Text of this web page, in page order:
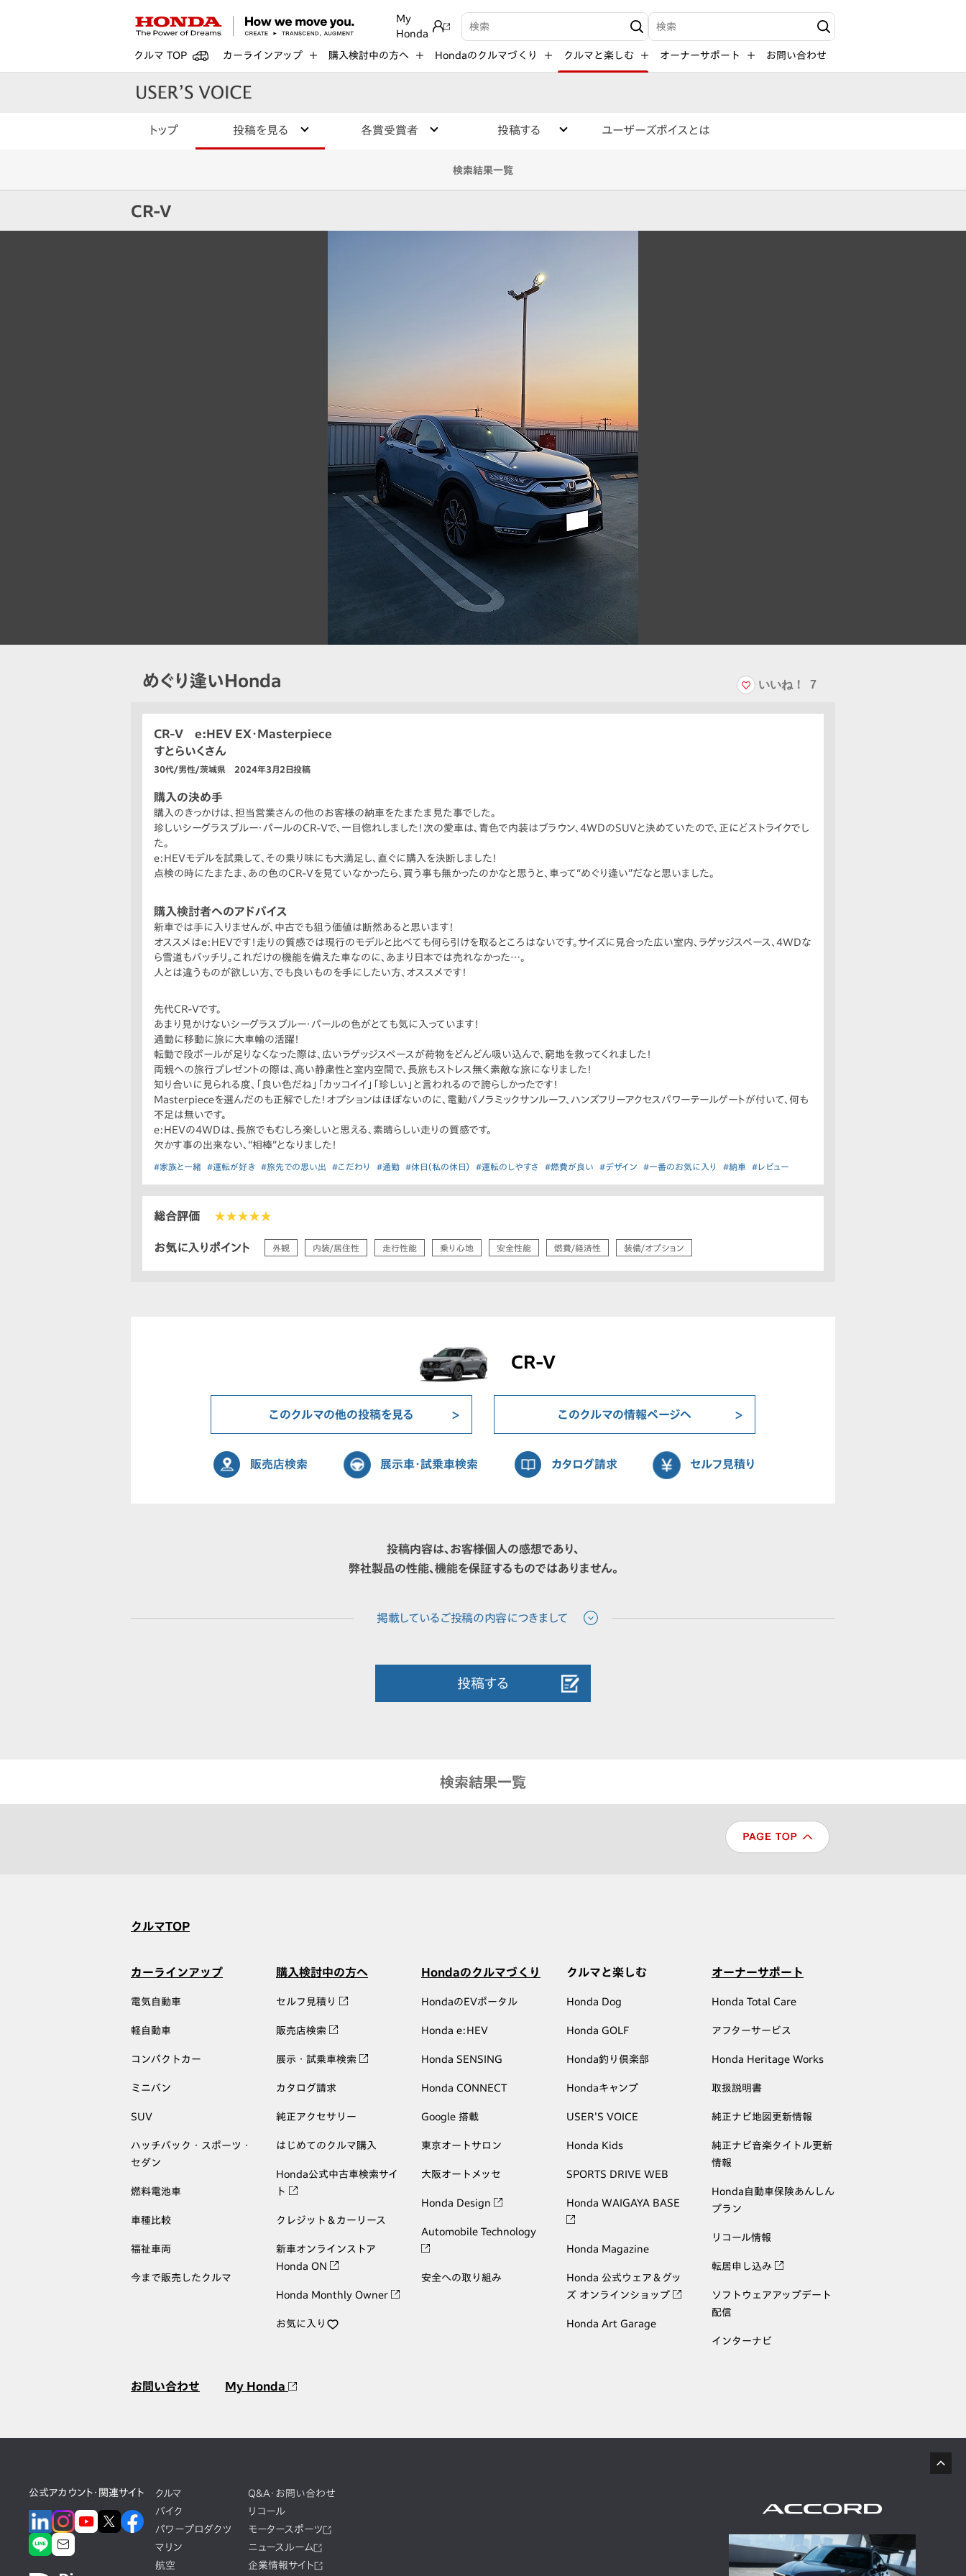
My
Honda
検索キーワード入力 検索キーワード入力
クルマ TOP カーラインアップ 購入検討中の方へ Hondaのクルマづくり クルマと楽しむ オーナーサポート お問い合わせ
トップ 投稿を見る 各賞受賞者 投稿する ユーザーズボイスとは
検索結果一覧
CR-V
めぐり逢いHonda いいね！ 7
CR-V e:HEV EX・Masterpiece
すとらいくさん
30代/男性/茨城県 2024年3月2日投稿
購入の決め手
購入のきっかけは、担当営業さんの他のお客様の納車をたまたま見た事でした。
珍しいシーグラスブルー・パールのCR-Vで、一目惚れしました！次の愛車は、青色で内装はブラウン、4WDのSUVと決めていたので、正にどストライクでし
た。
e:HEVモデルを試乗して、その乗り味にも大満足し、直ぐに購入を決断しました！
点検の時にたまたま、あの色のCR-Vを見ていなかったら、買う事も無かったのかなと思うと、車って“めぐり逢い”だなと思いました。
購入検討者へのアドバイス
新車では手に入りませんが、中古でも狙う価値は断然あると思います！
オススメはe:HEVです！走りの質感では現行のモデルと比べても何ら引けを取るところはないです。サイズに見合った広い室内、ラゲッジスペース、4WDな
ら雪道もバッチリ。これだけの機能を備えた車なのに、あまり日本では売れなかった…。
人とは違うものが欲しい方、でも良いものを手にしたい方、オススメです！
先代CR-Vです。
あまり見かけないシーグラスブルー・パールの色がとても気に入っています！
通勤に移動に旅に大車輪の活躍！
転勤で段ボールが足りなくなった際は、広いラゲッジスペースが荷物をどんどん吸い込んで、窮地を救ってくれました！
両親への旅行プレゼントの際は、高い静粛性と室内空間で、長旅もストレス無く素敵な旅になりました！
知り合いに見られる度、「良い色だね」「カッコイイ」「珍しい」と言われるので誇らしかったです！
Masterpieceを選んだのも正解でした！オプションはほぼないのに、電動パノラミックサンルーフ、ハンズフリーアクセスパワーテールゲートが付いて、何も
不足は無いです。
e:HEVの4WDは、長旅でもむしろ楽しいと思える、素晴らしい走りの質感です。
欠かす事の出来ない、“相棒”となりました！
#家族と一緒 #運転が好き #旅先での思い出 #こだわり #通勤 #休日（私の休日） #運転のしやすさ #燃費が良い #デザイン #一番のお気に入り #納車 #レビュー
総合評価 ★★★★★
お気に入りポイント 外観 内装/居住性 走行性能 乗り心地 安全性能 燃費/経済性 装備/オプション
CR-V
このクルマの他の投稿を見る このクルマの情報ページへ
販売店検索 展示車・試乗車検索 カタログ請求 セルフ見積り
投稿内容は、お客様個人の感想であり、
弊社製品の性能、機能を保証するものではありません。
投稿する
検索結果一覧
クルマTOP
カーラインアップ
電気自動車
軽自動車
コンパクトカー
ミニバン
SUV
ハッチバック・スポーツ・
セダン
燃料電池車
車種比較
福祉車両
今まで販売したクルマ
購入検討中の方へ
セルフ見積り
販売店検索
展示・試乗車検索
カタログ請求
純正アクセサリー
はじめてのクルマ購入
Honda公式中古車検索サイ
ト
クレジット＆カーリース
新車オンラインストア
Honda ON
Honda Monthly Owner
お気に入り
Hondaのクルマづくり
HondaのEVポータル
Honda e:HEV
Honda SENSING
Honda CONNECT
Google 搭載
東京オートサロン
大阪オートメッセ
Honda Design
Automobile Technology
安全への取り組み
クルマと楽しむ
Honda Dog
Honda GOLF
Honda釣り倶楽部
Hondaキャンプ
USER'S VOICE
Honda Kids
SPORTS DRIVE WEB
Honda WAIGAYA BASE
Honda Magazine
Honda 公式ウェア＆グッ
ズ オンラインショップ
Honda Art Garage
オーナーサポート
Honda Total Care
アフターサービス
Honda Heritage Works
取扱説明書
純正ナビ地図更新情報
純正ナビ音楽タイトル更新
情報
Honda自動車保険あんしん
プラン
リコール情報
転居申し込み
ソフトウェアアップデート
配信
インターナビ
お問い合わせ My Honda
公式アカウント・関連サイト
クルマ
バイク
パワープロダクツ
マリン
航空
Q&A・お問い合わせ
リコール
モータースポーツ
ニュースルーム
企業情報サイト